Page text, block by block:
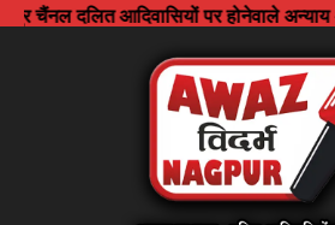
पर होनेवाले अन्याय अत्याचार के